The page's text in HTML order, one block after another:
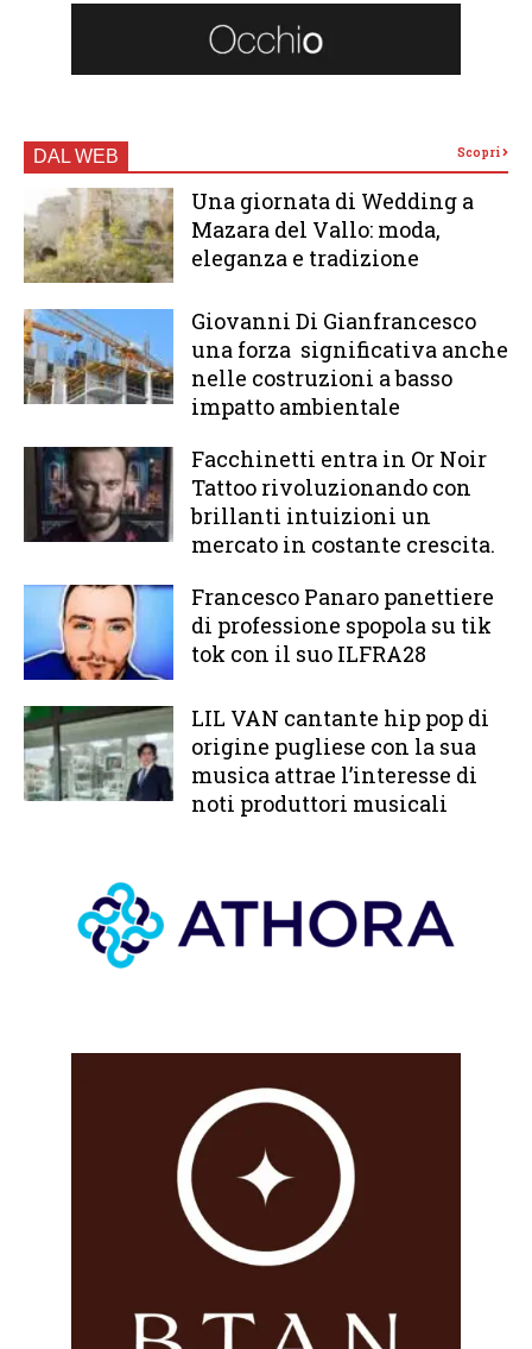
DAL WEB Scopri
Una giornata di Wedding a
Mazara del Vallo: moda,
eleganza e tradizione
Giovanni Di Gianfrancesco
una forza significativa anche
nelle costruzioni a basso
impatto ambientale
Facchinetti entra in Or Noir
Tattoo rivoluzionando con
brillanti intuizioni un
mercato in costante crescita.
Francesco Panaro panettiere
di professione spopola su tik
tok con il suo ILFRA28
LIL VAN cantante hip pop di
origine pugliese con la sua
musica attrae l’interesse di
noti produttori musicali